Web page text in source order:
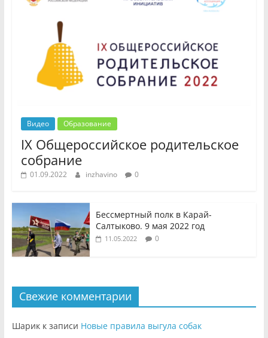
Видео Образование
IX Общероссийское родительское
собрание
01.09.2022 inzhavino 0
Бессмертный полк в Карай-
Салтыково. 9 мая 2022 год
11.05.2022 0
Свежие комментарии
Шарикк записи Новые правила выгула собак